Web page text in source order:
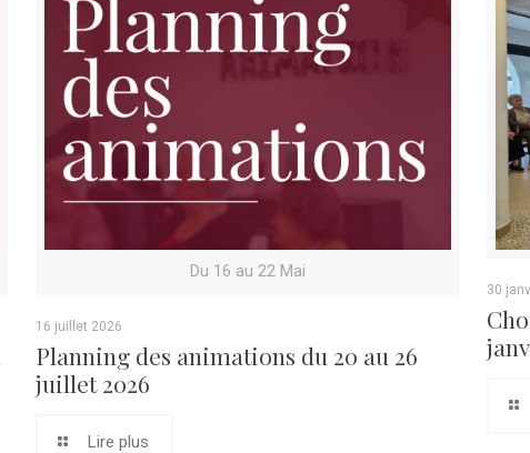
Du 16 au 22 Mai
16 juillet 2026
Planning des animations du 20 au 26
juillet 2026
Lire plus
30